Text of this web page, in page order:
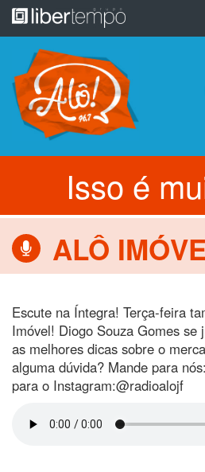
Pular
para
o
conteúdo
Isso é
ALÔ
Escute na Íntegra! Terça-feira
Imóvel! Diogo Souza Gomes se
as melhores dicas sobre o
alguma dúvida? Mande para
para o Instagram:@radioalojf